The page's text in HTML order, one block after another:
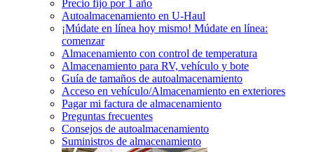
Precio fijo por 1 año
Autoalmacenamiento en U-Haul
¡Múdate en línea hoy mismo! Múdate en línea:
comenzar
Almacenamiento con control de temperatura
Almacenamiento para RV, vehículo y bote
Guía de tamaños de autoalmacenamiento
Acceso en vehículo/Almacenamiento en exteriores
Pagar mi factura de almacenamiento
Preguntas frecuentes
Consejos de autoalmacenamiento
Suministros de almacenamiento